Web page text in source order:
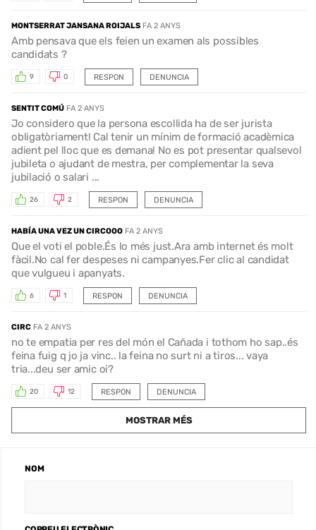
MONTSERRAT JANSANA ROIJALS FA 2 ANYS
Amb pensava que els feien un examen als possibles
candidats ?
RESPON
9 0 DENUNCIA
SENTIT COMÚ FA 2 ANYS
Jo considero que la persona escollida ha de ser jurista
obligatòriament! Cal tenir un mínim de formació acadèmica
adient pel lloc que es demana! No es pot presentar qualsevol
jubileta o ajudant de mestra, per complementar la seva
jubilació o salari ...
RESPON
26 2 DENUNCIA
HABÍA UNA VEZ UN CIRCOOO FA 2 ANYS
Que el voti el poble.És lo més just.Ara amb internet és molt
fàcil.No cal fer despeses ni campanyes.Fer clic al candidat
que vulgueu i apanyats.
RESPON
6 1 DENUNCIA
CIRC FA 2 ANYS
no te empatia per res del món el Cañada i tothom ho sap..és
feina fuig q jo ja vinc.. la feina no surt ni a tiros... vaya
tria...deu ser amic oi?
RESPON
20 12 DENUNCIA
MOSTRAR MÉS
NOM